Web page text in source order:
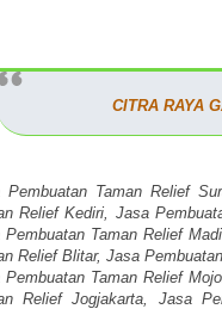
CITRA RAYA
Pembuatan Taman Relief
Relief Kediri, Jasa
Pembuatan Taman Relief
Relief Blitar, Jasa
Pembuatan Taman Relief
Relief Jogjakarta, Jasa